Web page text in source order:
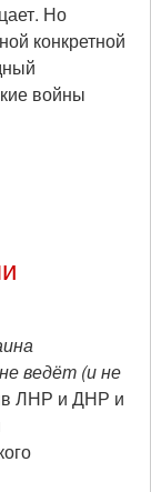
Но
конкретной
войны
ведёт (и не
ЛНР и ДНР и